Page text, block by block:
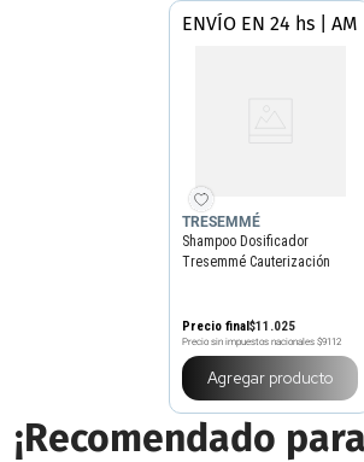
ENVÍO EN 24 hs |
TRESEMMÉ
Shampoo Dosificador
Tresemmé Cauterización
Precio final$11 .025
Precio sin impuestos nacionales $9112
Agregar producto
¡Recomendado